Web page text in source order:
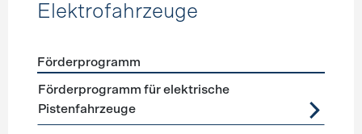
Elektrofahrzeuge
Förderprogramme Elektrofahrzeuge
Förderprogramm
Förderprogramm für elektrische
Pistenfahrzeuge